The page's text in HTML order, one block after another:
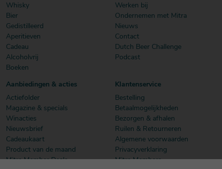
Whisky
Bier
Gedistilleerd
Aperitieven
Cadeau
Alcoholvrij
Boeken
Werken bij
Ondernemen met Mitra
Nieuws
Contact
Dutch Beer Challenge
Podcast
Aanbiedingen & acties
Actiefolder
Magazine & specials
Winacties
Nieuwsbrief
Cadeaukaart
Product van de maand
Mitra Member Deals
Klantenservice
Bestelling
Betaalmogelijkheden
Bezorgen & afhalen
Ruilen & Retourneren
Algemene voorwaarden
Privacyverklaring
Mitra Members